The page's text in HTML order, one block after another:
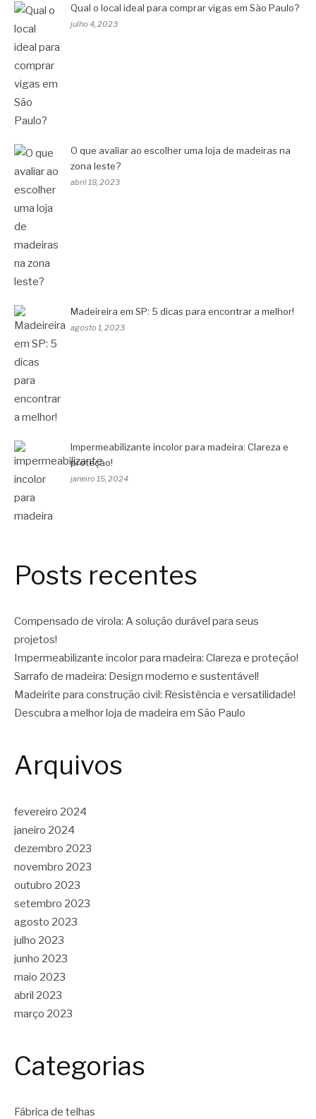
Qual o local ideal para comprar vigas em São Paulo?
julho 4, 2023
O que avaliar ao escolher uma loja de madeiras na
zona leste?
abril 18, 2023
Madeireira em SP: 5 dicas para encontrar a melhor!
agosto 1, 2023
Impermeabilizante incolor para madeira: Clareza e
proteção!
janeiro 15, 2024
Posts recentes
Compensado de virola: A solução durável para seus
projetos!
Impermeabilizante incolor para madeira: Clareza e proteção!
Sarrafo de madeira: Design moderno e sustentável!
Madeirite para construção civil: Resistência e versatilidade!
Descubra a melhor loja de madeira em São Paulo
Arquivos
fevereiro 2024
janeiro 2024
dezembro 2023
novembro 2023
outubro 2023
setembro 2023
agosto 2023
julho 2023
junho 2023
maio 2023
abril 2023
março 2023
Categorias
Fábrica de telhas